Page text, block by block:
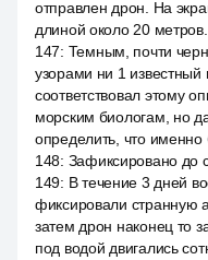
отправлен дрон. На
длиной около 20
147: Темным, почти
узорами ни 1 известный
соответствовал этому
морским биологам, но
определить, что именно
148: Зафиксировано до
149: В течение 3 дней
фиксировали странную
затем дрон наконец то
под водой двигались